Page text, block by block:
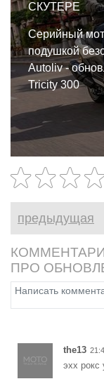
СКУТЕРЕ
Серийный
подушкой
Autoliv -
Tricity 300
предыдущая
ПРО
the13
эхх рокс